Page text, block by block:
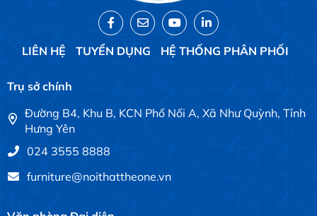
LIÊN HỆ TUYỂN DỤNG HỆ THỐNG PHÂN PHỐI
Trụ sở chính
Đường B4, Khu B, KCN Phố Nối A, Xã Như Quỳnh, Tỉnh
Hưng Yên
024 3555 8888
furniture@noithattheone.vn